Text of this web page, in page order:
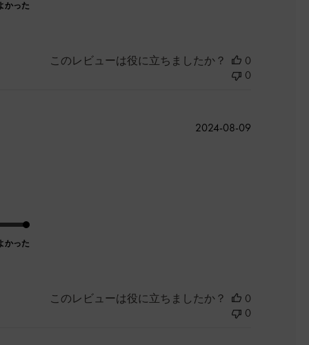
かった
このレビューは役に立ちましたか？
0
0
かった
公
2024-08-09
このレビューは役に立ちましたか？
0
0